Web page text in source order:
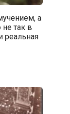
а
не так в
реальная